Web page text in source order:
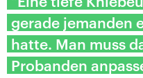
gerade jemanden
hatte. Man muss
Probanden